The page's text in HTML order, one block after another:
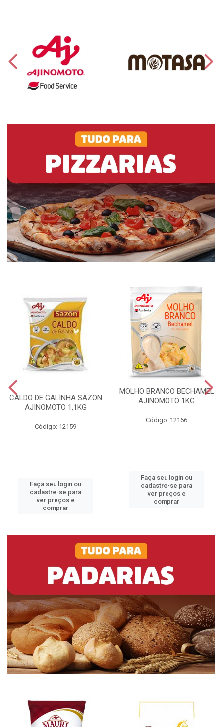
CALDO DE GALINHA SAZON
AJINOMOTO 1,1KG
Código: 12159
Faça seu login ou
cadastre-se para
ver preços e
comprar
MOLHO BRANCO BECHAMEL
AJINOMOTO 1KG
Código: 12166
Faça seu login ou
cadastre-se para
ver preços e
comprar